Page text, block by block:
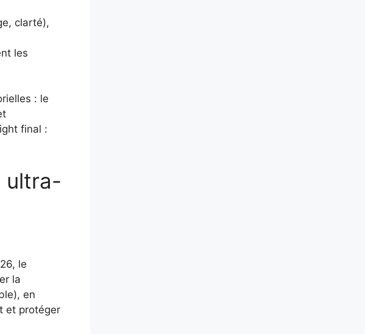
clarté),
les
: le
final :
ultra-
le
la
en
et protéger